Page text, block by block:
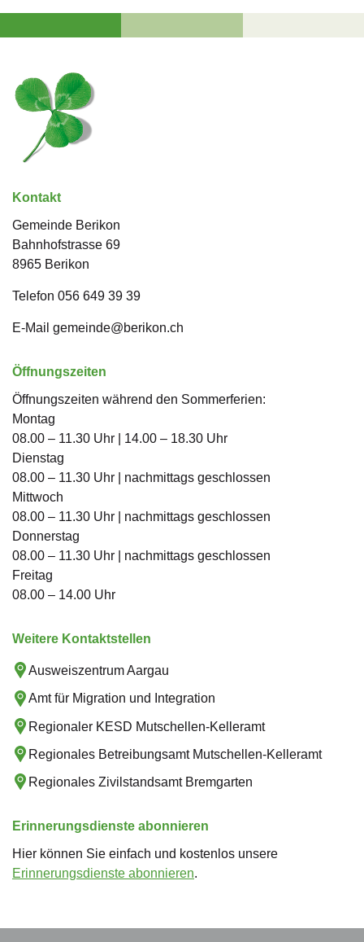
Kontakt
Gemeinde Berikon
Bahnhofstrasse 69
8965 Berikon
Telefon 056 649 39 39
E-Mail gemeinde@berikon.ch
Öffnungszeiten
Öffnungszeiten während den Sommerferien:
Montag
08.00 – 11.30 Uhr | 14.00 – 18.30 Uhr
Dienstag
08.00 – 11.30 Uhr | nachmittags geschlossen
Mittwoch
08.00 – 11.30 Uhr | nachmittags geschlossen
Donnerstag
08.00 – 11.30 Uhr | nachmittags geschlossen
Freitag
08.00 – 14.00 Uhr
Weitere Kontaktstellen
Ausweiszentrum Aargau
Amt für Migration und Integration
Regionaler KESD Mutschellen-Kelleramt
Regionales Betreibungsamt Mutschellen-Kelleramt
Regionales Zivilstandsamt Bremgarten
Erinnerungsdienste abonnieren
Hier können Sie einfach und kostenlos unsere
Erinnerungsdienste abonnieren.